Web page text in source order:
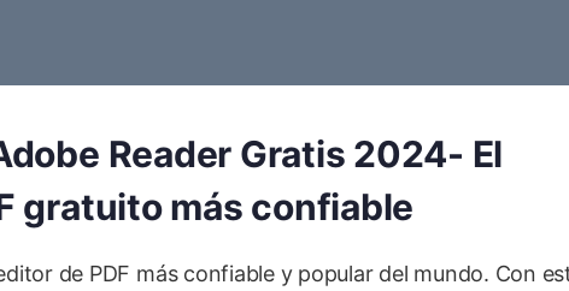
Reader Gratis 2024- El
gratuito más confiable
de PDF más confiable y popular del mundo. Con